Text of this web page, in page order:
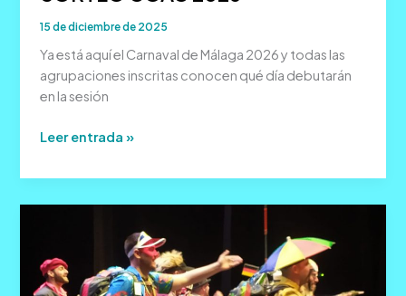
15 de diciembre de 2025
Ya está aquí el Carnaval de Málaga 2026 y todas las
agrupaciones inscritas conocen qué día debutarán
en la sesión
SORTEO
2026
Leer entrada »